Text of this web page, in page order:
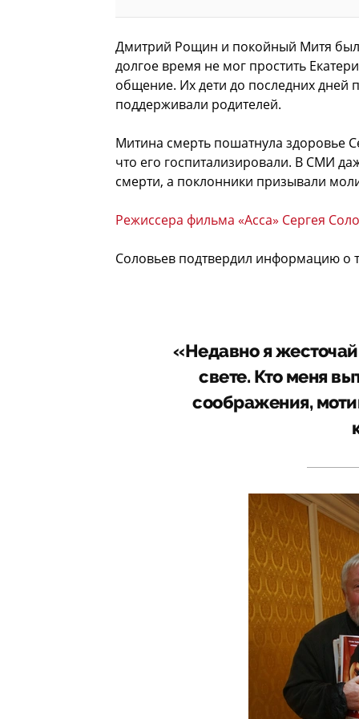
Дмитрий Рощин и покойный Митя
долгое время не мог простить
общение. Их дети до последних дней
поддерживали родителей.
Митина смерть пошатнула здоровье
что его госпитализировали. В СМИ
смерти, а поклонники призывали
Режиссера фильма «Асса» Сергея
Соловьев подтвердил информацию о
«Недавно я
свете. Кто меня
соображения,